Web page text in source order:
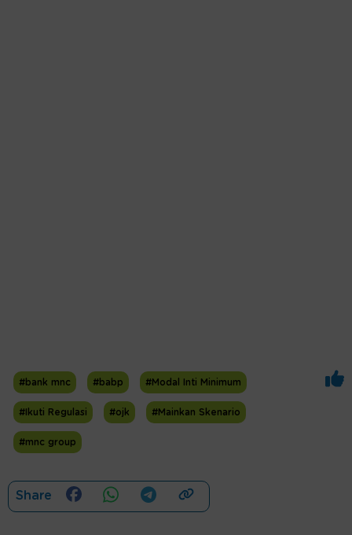
#bank mnc #babp #Modal Inti Minimum
#Ikuti Regulasi #ojk #Mainkan Skenario
#mnc group
Share